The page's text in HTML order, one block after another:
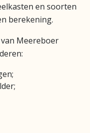
en soorten
berekening.
Meereboer